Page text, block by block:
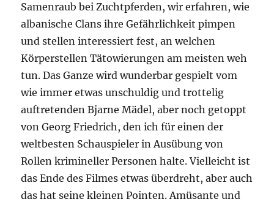
Samenraub bei Zuchtpferden, wir erfahren, wie
albanische Clans ihre Gefährlichkeit pimpen
und stellen interessiert fest, an welchen
Körperstellen Tätowierungen am meisten weh
tun. Das Ganze wird wunderbar gespielt vom
wie immer etwas unschuldig und trottelig
auftretenden Bjarne Mädel, aber noch getoppt
von Georg Friedrich, den ich für einen der
weltbesten Schauspieler in Ausübung von
Rollen krimineller Personen halte. Vielleicht ist
das Ende des Filmes etwas überdreht, aber auch
das hat seine kleinen Pointen. Amüsante und